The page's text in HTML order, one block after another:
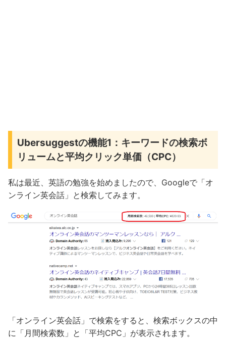
Ubersuggestの機能1：キーワードの検索ボ
リュームと平均クリック単価（CPC）
私は最近、英語の勉強を始めましたので、Googleで「オ
ンライン英会話」と検索してみます。
「オンライン英会話」で検索をすると、検索ボックスの中
に「月間検索数」と「平均CPC」が表示されます。